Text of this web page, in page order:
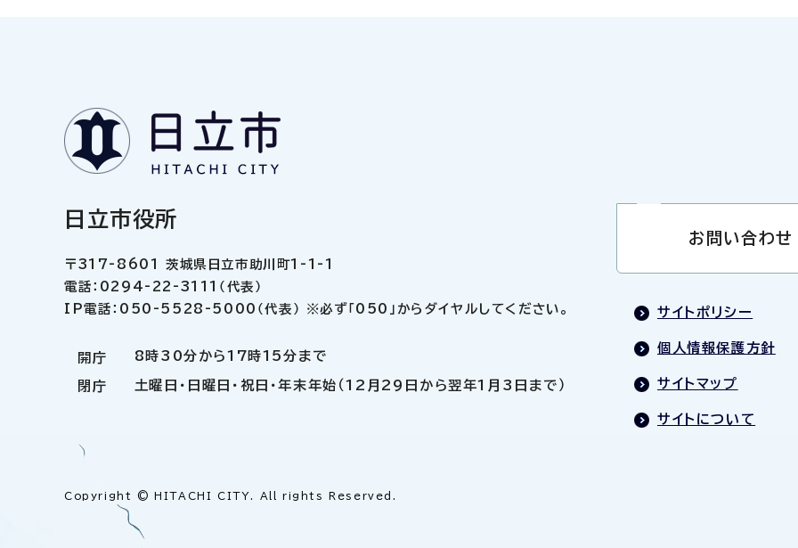
日立市役所
〒317-8601 茨城県日立市助川町1-1-1
電話：0294-22-3111（代表）
IP電話：050-5528-5000（代表） ※必ず「050」からダイヤルしてください。
開庁 8時30分から17時15分まで
閉庁 土曜日・日曜日・祝日・年末年始（12月29日から翌年1月3日まで）
お問い合わせ
サイトポリシー
個人情報保護方針
サイトマップ
サイトについて
Copyright © HITACHI CITY. All rights Reserved.